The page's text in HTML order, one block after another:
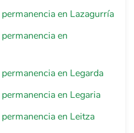
en Lazagurría
en
en Legarda
en Legaria
en Leitza